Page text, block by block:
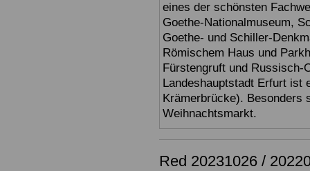
eines der schönsten
Goethe-Nationalmuseum,
Goethe- und Schiller-
Römischem Haus und
Fürstengruft und Russisch-
Landeshauptstadt Erfurt ist
Krämerbrücke). Besonders
Weihnachtsmarkt.
Red 20231026 /